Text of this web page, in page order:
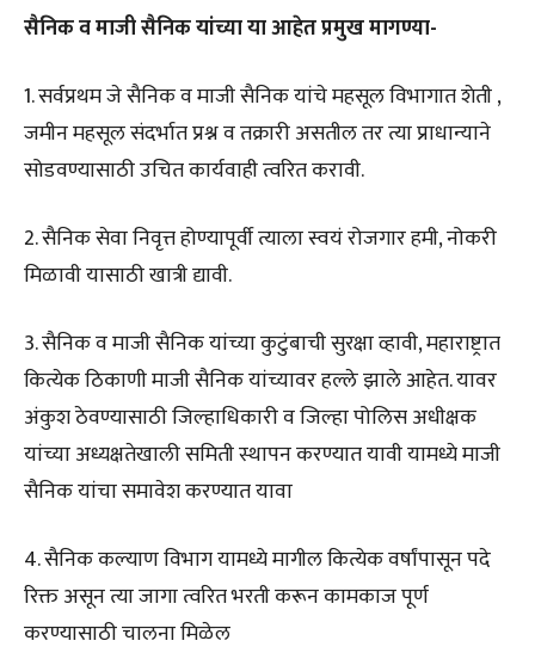
सैनिक व माजी सैनिक यांच्या या आहेत प्रमुख मागण्या-
1. सर्वप्रथम जे सैनिक व माजी सैनिक यांचे महसूल विभागात शेती ,
जमीन महसूल संदर्भात प्रश्न व तक्रारी असतील तर त्या प्राधान्याने
सोडवण्यासाठी उचित कार्यवाही त्वरित करावी.
2. सैनिक सेवा निवृत्त होण्यापूर्वी त्याला स्वयं रोजगार हमी, नोकरी
मिळावी यासाठी खात्री द्यावी.
3. सैनिक व माजी सैनिक यांच्या कुटुंबाची सुरक्षा व्हावी, महाराष्ट्रात
कित्येक ठिकाणी माजी सैनिक यांच्यावर हल्ले झाले आहेत. यावर
अंकुश ठेवण्यासाठी जिल्हाधिकारी व जिल्हा पोलिस अधीक्षक
यांच्या अध्यक्षतेखाली समिती स्थापन करण्यात यावी यामध्ये माजी
सैनिक यांचा समावेश करण्यात यावा
4. सैनिक कल्याण विभाग यामध्ये मागील कित्येक वर्षांपासून पदे
रिक्त असून त्या जागा त्वरित भरती करून कामकाज पूर्ण
करण्यासाठी चालना मिळेल